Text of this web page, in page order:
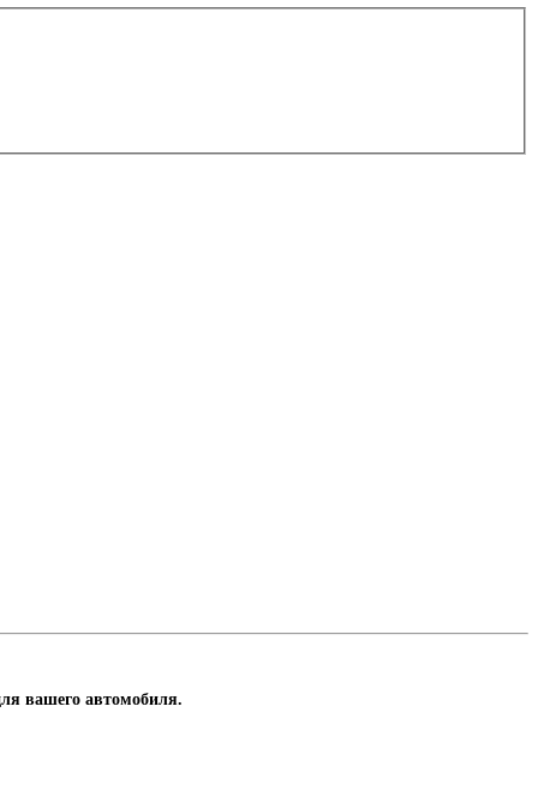
вашего автомобиля.